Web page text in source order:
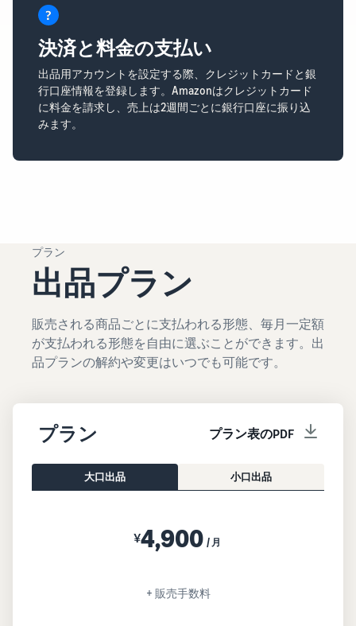
決済と料金の支払い
出品用アカウントを設定する際、クレジットカードと銀
行口座情報を登録します。Amazonはクレジットカード
に料金を請求し、売上は2週間ごとに銀行口座に振り込
みます。
プラン
出品プラン
販売される商品ごとに支払われる形態、毎月一定額
が支払われる形態を自由に選ぶことができます。出
品プランの解約や変更はいつでも可能です。
プラン プラン表のPDF
大口出品 小口出品
¥4,900 /月
+ 販売手数料